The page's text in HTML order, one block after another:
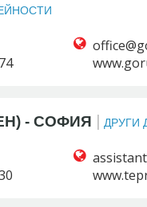
- СОФИЯ ДРУГИ